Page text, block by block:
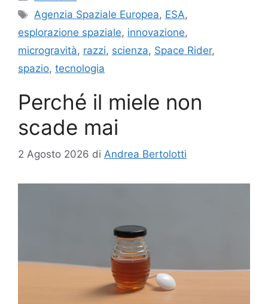
Tag
Agenzia Spaziale Europea, ESA,
esplorazione spaziale, innovazione,
microgravità, razzi, scienza, Space Rider,
spazio, tecnologia
Perché il miele non
scade mai
2 Agosto 2026 di Andrea Bertolotti